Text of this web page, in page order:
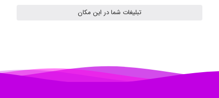
Mohammad
تبلیغات شما در این مکان